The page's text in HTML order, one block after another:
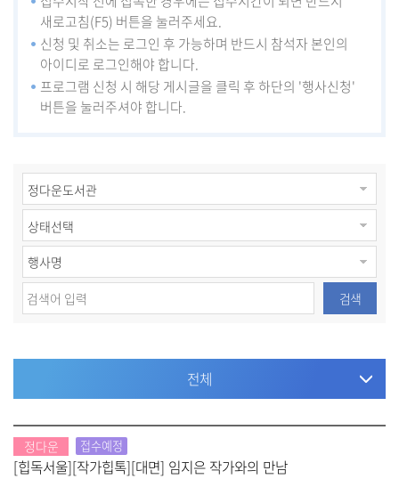
새로고침(F5) 버튼을 눌러주세요.
신청 및 취소는 로그인 후 가능하며 반드시 참석자 본인의
아이디로 로그인해야 합니다.
프로그램 신청 시 해당 게시글을 클릭 후 하단의 '행사신청'
버튼을 눌러주셔야 합니다.
검색
전체
정다운
[힙독서울][작가힙톡][대면] 임지은 작가와의 만남
접수예정